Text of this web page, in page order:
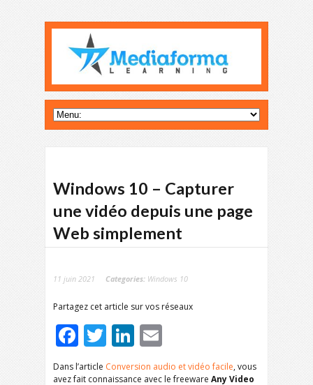
Windows 10 – Capturer
une vidéo depuis une page
Web simplement
11 juin 2021 Categories: Windows 10
Partagez cet article sur vos réseaux
Facebook
TwitterLinkedIn
Dans l’article Conversion audio et vidéo facile, vous
avez fait connaissance avec le freeware Any Video